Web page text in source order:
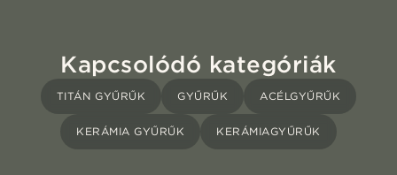
Kapcsolódó kategóriák
TITÁN GYŰRŰK GYŰRŰK ACÉLGYŰRŰK
KERÁMIA GYŰRŰK KERÁMIAGYŰRŰK